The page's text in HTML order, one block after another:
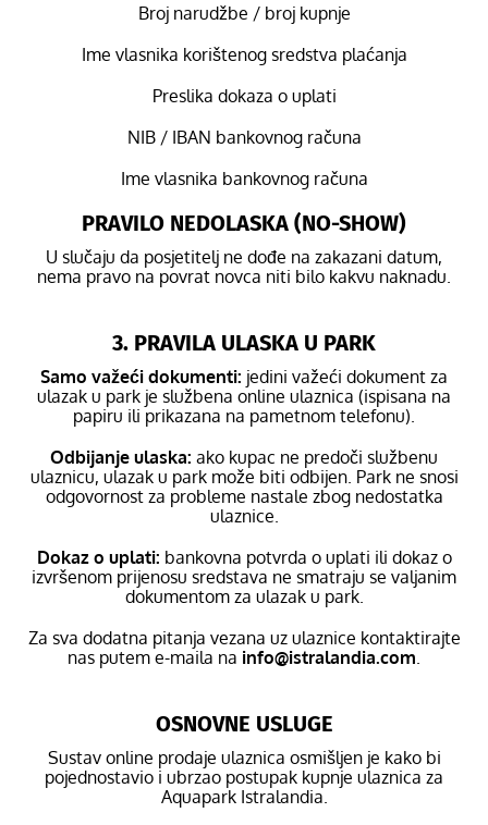
Broj narudžbe / broj kupnje
Ime vlasnika korištenog sredstva plaćanja
Preslika dokaza o uplati
NIB / IBAN bankovnog računa
Ime vlasnika bankovnog računa
PRAVILO NEDOLASKA (NO-SHOW)
U slučaju da posjetitelj ne dođe na zakazani datum,
nema pravo na povrat novca niti bilo kakvu naknadu.
3. PRAVILA ULASKA U PARK
Samo važeći dokumenti: jedini važeći dokument za
ulazak u park je službena online ulaznica (ispisana na
papiru ili prikazana na pametnom telefonu).
Odbijanje ulaska: ako kupac ne predoči službenu
ulaznicu, ulazak u park može biti odbijen. Park ne snosi
odgovornost za probleme nastale zbog nedostatka
ulaznice.
Dokaz o uplati: bankovna potvrda o uplati ili dokaz o
izvršenom prijenosu sredstava ne smatraju se valjanim
dokumentom za ulazak u park.
Za sva dodatna pitanja vezana uz ulaznice kontaktirajte
nas putem e-maila na info@istralandia.com
OSNOVNE USLUGE
Sustav online prodaje ulaznica osmišljen je kako bi
pojednostavio i ubrzao postupak kupnje ulaznica za
Aquapark Istralandia.